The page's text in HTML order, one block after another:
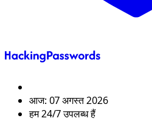
आज: 07 अगस्त 2026
हम 24/7 उपलब्ध हैं